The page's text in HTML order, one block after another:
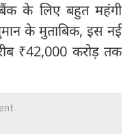
के लिए बहुत महंगी
के मुताबिक, इस नई
₹42,000 करोड़ तक